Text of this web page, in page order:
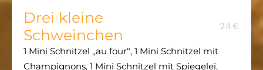
Drei kleine
Schweinchen
24€
1 Mini Schnitzel „au four“, 1 Mini Schnitzel mit
Champignons, 1 Mini Schnitzel mit Spiegelei,